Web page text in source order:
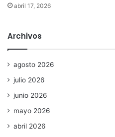
abril 17, 2026
Archivos
agosto 2026
julio 2026
junio 2026
mayo 2026
abril 2026